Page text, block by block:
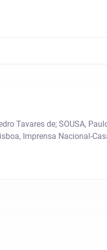
Tavares de; SOUSA,
Imprensa Nacional-